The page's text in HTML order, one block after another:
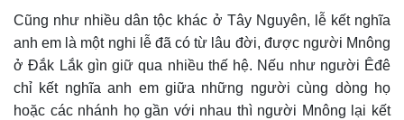
Cũng như nhiều dân tộc khác ở Tây Nguyên, lễ kết nghĩa
anh em là một nghi lễ đã có từ lâu đời, được người Mnông
ở Đắk Lắk gìn giữ qua nhiều thế hệ. Nếu như người Êđê
chỉ kết nghĩa anh em giữa những người cùng dòng họ
hoặc các nhánh họ gần với nhau thì người Mnông lại kết